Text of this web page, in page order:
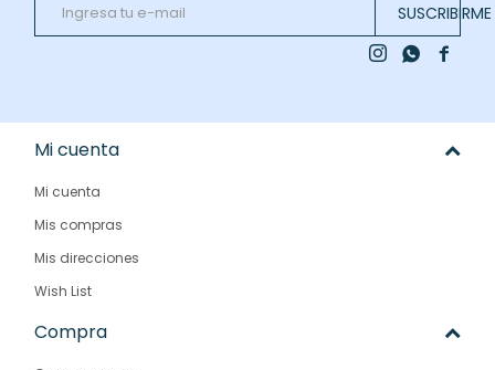
SUSCRIBIRME

 
Mi cuenta
Mi cuenta
Mis compras
Mis direcciones
Wish List
Compra